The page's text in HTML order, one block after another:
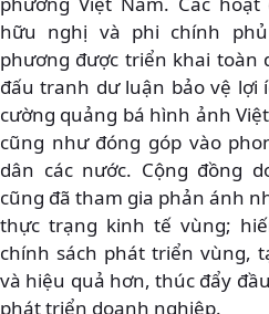
hữu nghị và phi chính
phương được triển khai toàn
đấu tranh dư luận bảo vệ lợi
cường quảng bá hình ảnh
cũng như đóng góp vào
dân các nước. Cộng đồng
cũng đã tham gia phản ánh
thực trạng kinh tế vùng;
chính sách phát triển vùng,
và hiệu quả hơn, thúc đẩy
phát triển doanh nghiệp.